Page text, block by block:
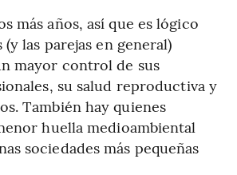
más años, así que es lógico
las parejas en general)
mayor control de sus
su salud reproductiva y
También hay quienes
huella medioambiental
sociedades más pequeñas